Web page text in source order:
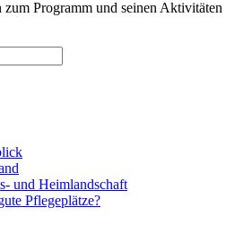
Programm und seinen Aktivitäten
und Heimlandschaft
Pflegeplätze?